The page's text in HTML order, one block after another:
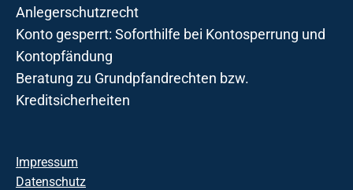
Anlegerschutzrecht
Konto gesperrt: Soforthilfe bei Kontosperrung und
Kontopfändung
Beratung zu Grundpfandrechten bzw.
Kreditsicherheiten
Impressum
Datenschutz